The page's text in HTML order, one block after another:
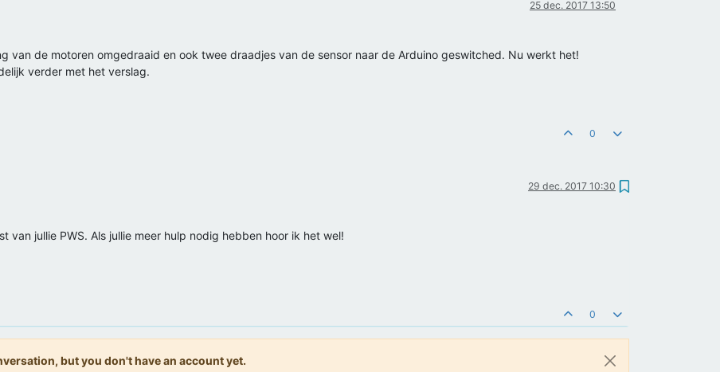
25 dec. 2017 13:50
van de motoren omgedraaid en ook twee draadjes van de sensor naar de Arduino geswitched. Nu werkt het!
verder met het verslag.
0
29 dec. 2017 10:30
van jullie PWS. Als jullie meer hulp nodig hebben hoor ik het wel!
0
but you don't have an account yet.